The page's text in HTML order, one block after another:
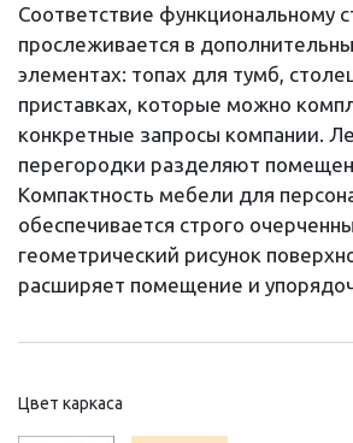
Соответствие функциональному
прослеживается в
элементах: топах для тумб,
приставках, которые можно
конкретные запросы компании.
перегородки разделяют
Компактность мебели для
обеспечивается строго
геометрический рисунок
расширяет помещение и
Цвет каркаса